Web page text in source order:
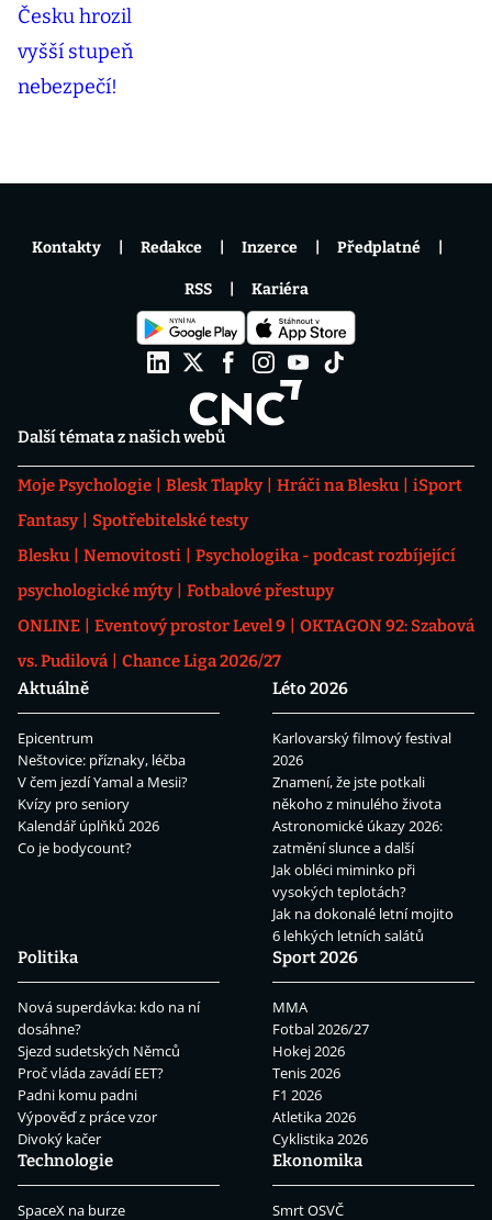
Další témata z našich webů
Moje Psychologie Blesk Tlapky Hráči na Blesku
iSport
Fantasy
Spotřebitelské testy
Blesku
Nemovitosti
Psychologika - podcast rozbíjející
psychologické mýty
Fotbalové přestupy
ONLINE
Eventový prostor Level 9
OKTAGON 92: Szabová
vs. Pudilová
Chance Liga 2026/27
Aktuálně
Epicentrum
Neštovice: příznaky, léčba
V čem jezdí Yamal a Mesii?
Kvízy pro seniory
Kalendář úplňků 2026
Co je bodycount?
Léto 2026
Karlovarský filmový festival
2026
Znamení, že jste potkali
někoho z minulého života
Astronomické úkazy 2026:
zatmění slunce a další
Jak obléci miminko při
vysokých teplotách?
Jak na dokonalé letní mojito
6 lehkých letních salátů
Politika
Nová superdávka: kdo na ní
dosáhne?
Sjezd sudetských Němců
Proč vláda zavádí EET?
Padni komu padni
Výpověď z práce vzor
Divoký kačer
Sport 2026
MMA
Fotbal 2026/27
Hokej 2026
Tenis 2026
F1 2026
Atletika 2026
Cyklistika 2026
Technologie
SpaceX na burze
Ekonomika
Smrt OSVČ
Kontakty Redakce Inzerce Předplatné
RSS Kariéra